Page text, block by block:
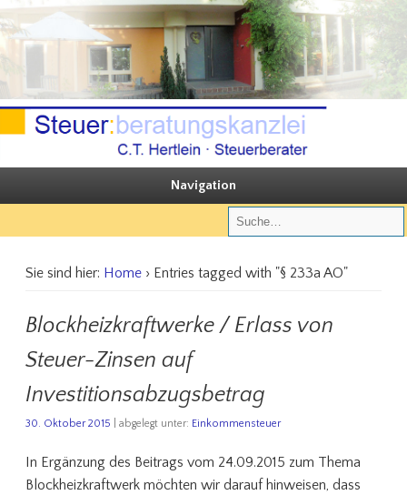
Steuerberatungskanzlei C.T. Hertlein
Sie steuern, wir beraten
Navigation
Sie sind hier: Home› Entries tagged with "§ 233a AO"
Blockheizkraftwerke / Erlass von
Steuer-Zinsen auf
Investitionsabzugsbetrag
30. Oktober 2015 | abgelegt unter: Einkommensteuer
In Ergänzung des Beitrags vom 24.09.2015 zum Thema
Blockheizkraftwerk möchten wir darauf hinweisen, dass